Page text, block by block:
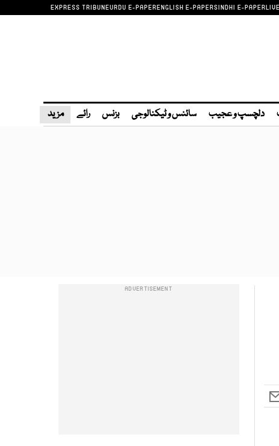
EXPRESS TRIBUNEURDU E-PAPERENGLISH E-PAPERSINDHI E-PAPER
دلچسپ و عجیب سائنس و ٹیکنالوجی بزنس رائے مزید